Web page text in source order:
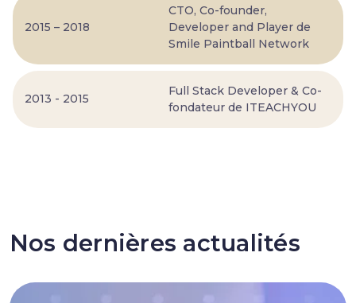
2015 – 2018
CTO, Co-founder,
Developer and Player de
Smile Paintball Network
2013 - 2015
Full Stack Developer & Co-
fondateur de ITEACHYOU
Nos dernières actualités